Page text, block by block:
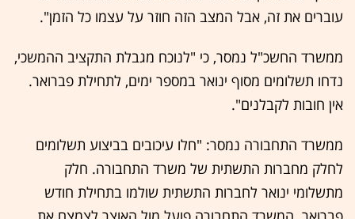
עוברים את זה, אבל המצב הזה חוזר על עצמו כל הזמן".
ממשרד החשכ"ל נמסר, כי "לנוכח מגבלת התקציב ההמשכי,
נדחו תשלומים מסוף ינואר במספר ימים, לתחילת פברואר.
אין חובות לקבלנים".
ממשרד התחבורה נמסר: "חלו עיכובים בביצוע תשלומים
לחלק מחברות התשתית של משרד התחבורה. חלק
מתשלומי ינואר לחברות התשתית שולמו בתחילת חודש